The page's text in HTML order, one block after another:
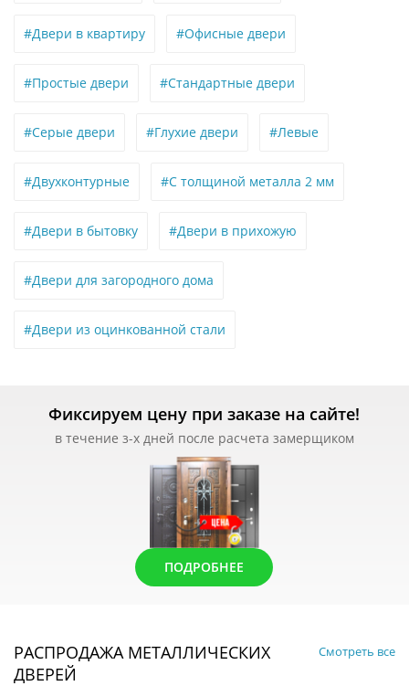
#Двери в квартиру #Офисные двери
#Простые двери #Стандартные двери
#Серые двери #Глухие двери #Левые
#Двухконтурные #С толщиной металла 2 мм
#Двери в бытовку #Двери в прихожую
#Двери для загородного дома
#Двери из оцинкованной стали
Фиксируем цену при заказе на сайте!
в течение з-х дней после расчета замерщиком
ПОДРОБНЕЕ
РАСПРОДАЖА МЕТАЛЛИЧЕСКИХ
ДВЕРЕЙ
Смотреть все